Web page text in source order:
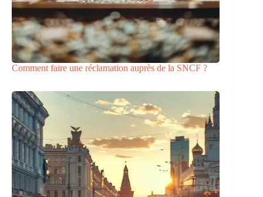
Comment faire une réclamation auprès de la SNCF ?